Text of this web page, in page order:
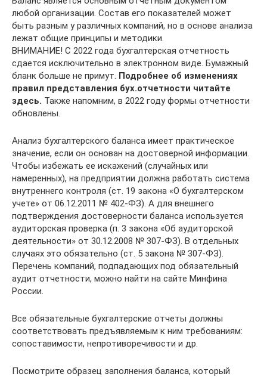
любой организации. Состав его показателей может
быть разным у различных компаний, но в основе анализа
лежат общие принципы и методики.
ВНИМАНИЕ! C 2022 года бухгалтерская отчетность
сдается исключительно в электронном виде. Бумажный
бланк больше не примут. Подробнее об изменениях
правил представления бух.отчетности читайте
здесь. Также напомним, в 2022 году формы отчетности
обновлены.
Анализ бухгалтерского баланса имеет практическое
значение, если он основан на достоверной информации.
Чтобы избежать ее искажений (случайных или
намеренных), на предприятии должна работать система
внутреннего контроля (ст. 19 закона «О бухгалтерском
учете» от 06.12.2011 № 402-ФЗ). А для внешнего
подтверждения достоверности баланса используется
аудиторская проверка (п. 3 закона «Об аудиторской
деятельности» от 30.12.2008 № 307-ФЗ). В отдельных
случаях это обязательно (ст. 5 закона № 307-ФЗ).
Перечень компаний, подпадающих под обязательный
аудит отчетности, можно найти на сайте Минфина
России.
Все обязательные бухгалтерские отчеты должны
соответствовать предъявляемым к ним требованиям:
сопоставимости, непротиворечивости и др.
Посмотрите образец заполнения баланса, который